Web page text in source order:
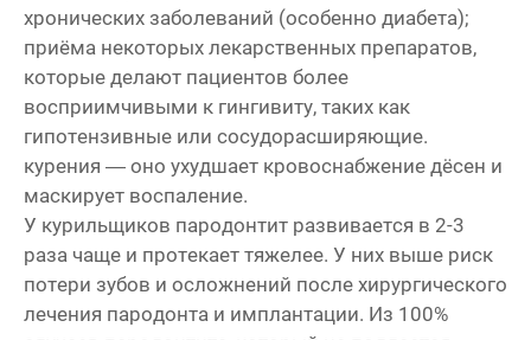
хронических заболеваний (особенно диабета);
приёма некоторых лекарственных препаратов,
которые делают пациентов более
восприимчивыми к гингивиту, таких как
гипотензивные или сосудорасширяющие.
курения — оно ухудшает кровоснабжение дёсен и
маскирует воспаление.
У курильщиков пародонтит развивается в 2-3
раза чаще и протекает тяжелее. У них выше риск
потери зубов и осложнений после хирургического
лечения пародонта и имплантации. Из 100%